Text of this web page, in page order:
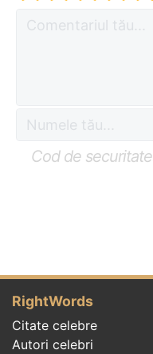
Cod de
RightWords
Citate celebre
Autori celebri